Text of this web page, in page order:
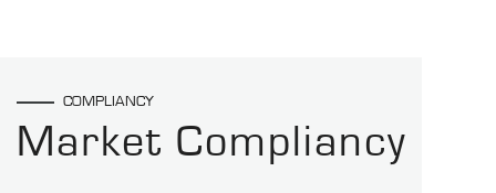
COMPLIANCY
Market Compliancy